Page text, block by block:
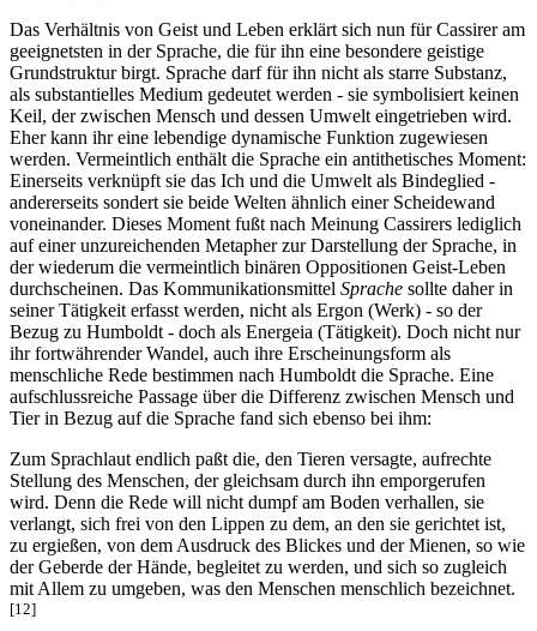
Das Verhältnis von Geist und Leben erklärt sich nun für Cassirer am
geeignetsten in der Sprache, die für ihn eine besondere geistige
Grundstruktur birgt. Sprache darf für ihn nicht als starre Substanz,
als substantielles Medium gedeutet werden - sie symbolisiert keinen
Keil, der zwischen Mensch und dessen Umwelt eingetrieben wird.
Eher kann ihr eine lebendige dynamische Funktion zugewiesen
werden. Vermeintlich enthält die Sprache ein antithetisches Moment:
Einerseits verknüpft sie das Ich und die Umwelt als Bindeglied -
andererseits sondert sie beide Welten ähnlich einer Scheidewand
voneinander. Dieses Moment fußt nach Meinung Cassirers lediglich
auf einer unzureichenden Metapher zur Darstellung der Sprache, in
der wiederum die vermeintlich binären Oppositionen Geist-Leben
durchscheinen. Das Kommunikationsmittel Sprache sollte daher in
seiner Tätigkeit erfasst werden, nicht als Ergon (Werk) - so der
Bezug zu Humboldt - doch als Energeia (Tätigkeit). Doch nicht nur
ihr fortwährender Wandel, auch ihre Erscheinungsform als
menschliche Rede bestimmen nach Humboldt die Sprache. Eine
aufschlussreiche Passage über die Differenz zwischen Mensch und
Tier in Bezug auf die Sprache fand sich ebenso bei ihm:
Zum Sprachlaut endlich paßt die, den Tieren versagte, aufrechte
Stellung des Menschen, der gleichsam durch ihn emporgerufen
wird. Denn die Rede will nicht dumpf am Boden verhallen, sie
verlangt, sich frei von den Lippen zu dem, an den sie gerichtet ist,
zu ergießen, von dem Ausdruck des Blickes und der Mienen, so wie
der Geberde der Hände, begleitet zu werden, und sich so zugleich
mit Allem zu umgeben, was den Menschen menschlich bezeichnet.
[12]